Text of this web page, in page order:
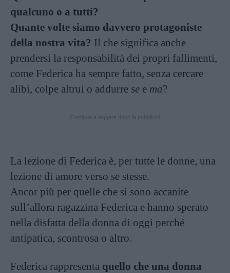
qualcuno o a tutti?
Quante volte siamo davvero protagoniste
della nostra vita? Il che significa anche
prendersi la responsabilità dei propri fallimenti,
come Federica ha sempre fatto, senza cercare
alibi, colpe altrui o addurre se e ma?
La lezione di Federica è, per tutte le donne, una
lezione di amore verso se stesse.
Ancor più per quelle che si sono accanite
sull’allora ragazzina Federica e hanno sperato
nella disfatta della donna di oggi perché
antipatica, scontrosa o altro.
Federica rappresenta quello che una donna